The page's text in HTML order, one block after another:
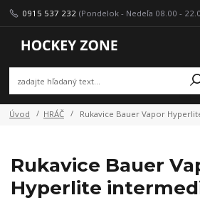
0915 537 232 (Pondelok - Nedeľa 08.00 -
Úvod HRÁČ Rukavice Bauer Vapor
Rukavice Bauer
Hyperlite